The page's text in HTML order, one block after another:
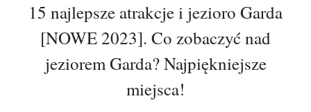
15 najlepsze atrakcje i jezioro Garda
[NOWE 2023]. Co zobaczyć nad
jeziorem Garda? Najpiękniejsze
miejsca!